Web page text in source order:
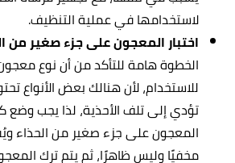
لاستخدامها في عملية التنظيف.
اختبار المعجون على جزء صغير من
الخطوة هامة للتأكد من أن نوع معجون
للاستخدام، لأن هنالك بعض الأنواع
تؤدي إلى تلف الأحذية، لذا يجب وضع
المعجون على جزء صغير من الحذاء
مخفيًا وليس ظاهرًا، ثم يتم ترك